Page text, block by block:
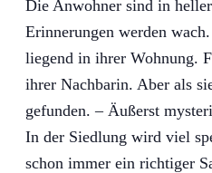
Die Anwohner sind in
Erinnerungen werden
liegend in ihrer Wohnung.
ihrer Nachbarin. Aber als
gefunden. – Äußerst
In der Siedlung wird viel
schon immer ein richtiger